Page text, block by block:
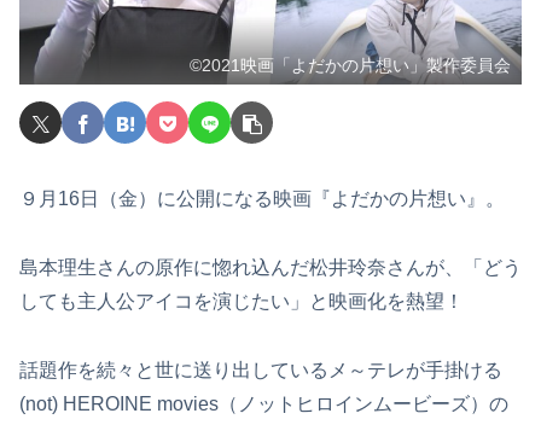
©2021映画「よだかの片想い」製作委員会
９月16日（金）に公開になる映画『よだかの片想い』。
島本理生さんの原作に惚れ込んだ松井玲奈さんが、「どう
しても主人公アイコを演じたい」と映画化を熱望！
話題作を続々と世に送り出しているメ～テレが手掛ける
(not) HEROINE movies（ノットヒロインムービーズ）の